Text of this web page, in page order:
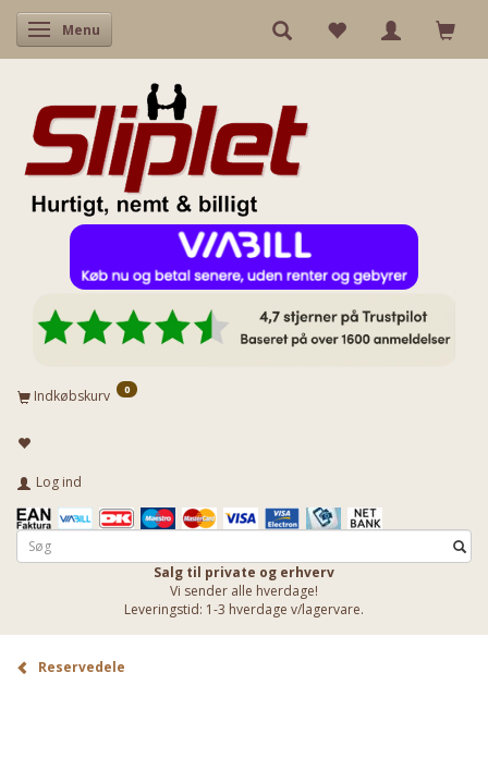
Skifte navigation
Menu
Indkøbskurv 0
Log ind
Salg til private og erhverv
Vi sender alle hverdage!
Leveringstid: 1-3 hverdage v/lagervare.
Reservedele